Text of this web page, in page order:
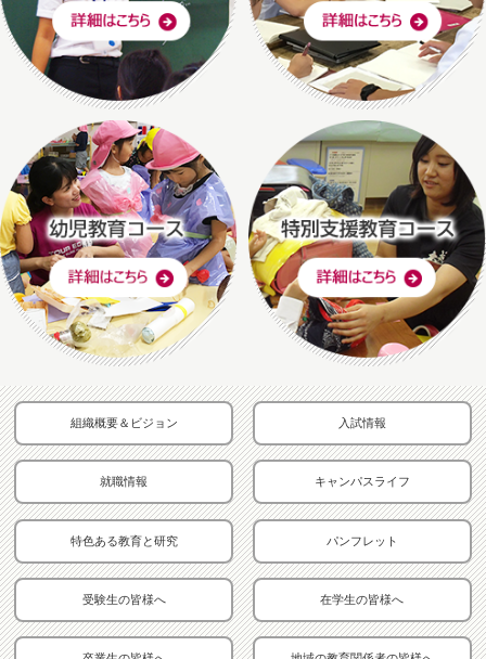
組織概要＆ビジョン 入試情報
就職情報 キャンパスライフ
特色ある教育と研究 パンフレット
受験生の皆様へ 在学生の皆様へ